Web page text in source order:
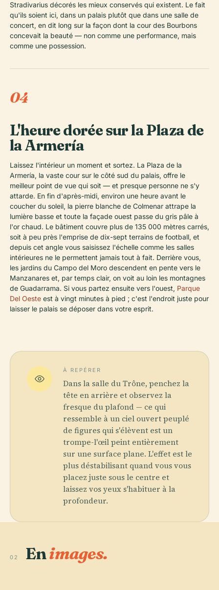
Stradivarius décorés les mieux conservés qui existent. Le fait
qu'ils soient ici, dans un palais plutôt que dans une salle de
concert, en dit long sur la façon dont la cour des Bourbons
concevait la beauté — non comme une performance, mais
comme une possession.
04
L'heure dorée sur la Plaza de
la Armería
Laissez l'intérieur un moment et sortez. La Plaza de la
Armería, la vaste cour sur le côté sud du palais, offre le
meilleur point de vue qui soit — et presque personne ne s'y
attarde. En fin d'après-midi, environ une heure avant le
coucher du soleil, la pierre blanche de Colmenar attrape la
lumière basse et toute la façade ouest passe du gris pâle à
l'or chaud. Le bâtiment couvre plus de 135 000 mètres carrés,
soit à peu près l'emprise de dix-sept terrains de football, et
depuis cet angle vous saisissez l'échelle comme les salles
intérieures ne le permettent jamais tout à fait. Derrière vous,
les jardins du Campo del Moro descendent en pente vers le
Manzanares et, par temps clair, on voit au loin les montagnes
de Guadarrama. Si vous partez ensuite vers l'ouest, Parque
Del Oeste est à vingt minutes à pied ; c'est l'endroit juste pour
laisser le palais se déposer dans votre esprit.
À REPÉRER
Dans la salle du Trône, penchez la
tête en arrière et observez la
fresque du plafond — ce qui
ressemble à un ciel ouvert peuplé
de figures qui s'élèvent est un
trompe-l'œil peint entièrement
sur une surface plane. L'effet est le
plus déstabilisant quand vous vous
placez juste sous le centre et
laissez vos yeux s'habituer à la
profondeur.
02 Enimages.